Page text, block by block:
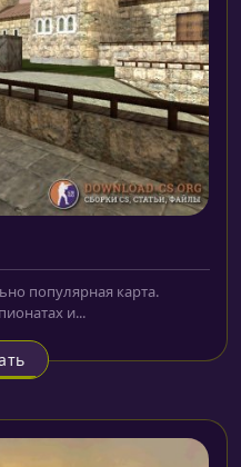
популярная карта.
и...